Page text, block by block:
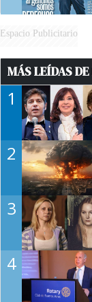
Espacio Publicitario
MÁS LEÍDAS
1
2
3
4